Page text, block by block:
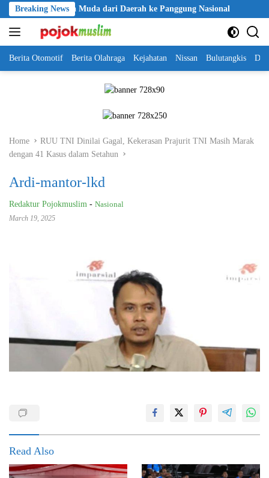
Skip
to
content
Breaking News
Talenta Muda dari Daerah ke Panggung Nasional Kapolri
Berita Otomotif Berita Olahraga Kejahatan Nissan Bulutangkis
Home
RUU TNI Dinilai Gagal, Kekerasan Prajurit TNI Masih Marak
dengan 41 Kasus dalam Setahun
Ardi-mantor-lkd
Redaktur Pojokmuslim - Nasional
March 19, 2025
Read Also